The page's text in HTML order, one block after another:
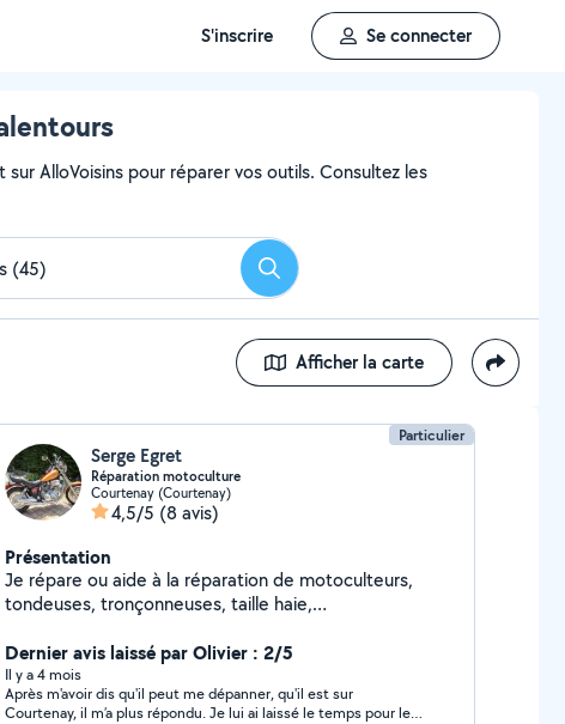
S'inscrire Se connecter
AlloVoisins pour réparer vos outils. Consultez les
Rechercher
Afficher la carte
Particulier
Serge Egret
Réparation motoculture
Courtenay (Courtenay)
4,5/5 (8 avis)
Présentation
Je répare ou aide à la réparation de motoculteurs,
tondeuses, tronçonneuses, taille haie,
autre.
Dernier avis laissé par Olivier : 2/5
Il y a 4 mois
Après m'avoir dis qu'il peut me dépanner, qu'il est sur
Courtenay, il m’a plus répondu. Je lui ai laissé le temps pour le